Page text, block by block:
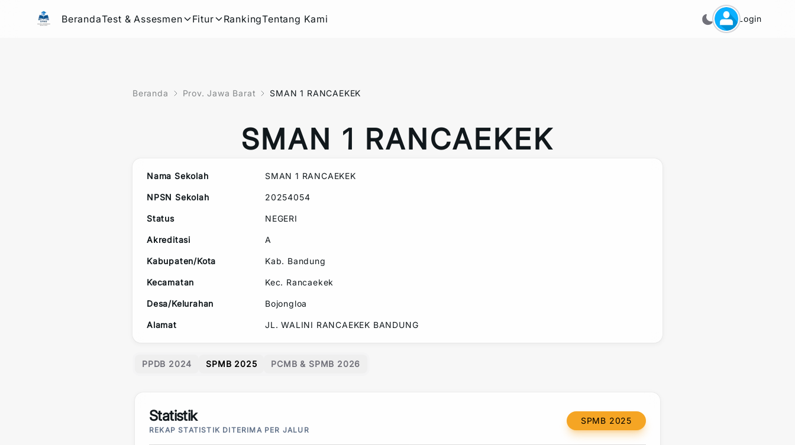
BerandaTest & Assesmen Fitur RankingTentang Kami Login
Beranda Prov. Jawa Barat SMAN 1 RANCAEKEK
SMAN 1 RANCAEKEK
Nama Sekolah SMAN 1 RANCAEKEK
NPSN Sekolah 20254054
Status NEGERI
Akreditasi A
Kabupaten/Kota Kab. Bandung
Kecamatan Kec. Rancaekek
Desa/Kelurahan Bojongloa
Alamat JL. WALINI RANCAEKEK BANDUNG
PPDB 2024 SPMB 2025 PCMB & SPMB 2026
Statistik
REKAP STATISTIK DITERIMA PER JALUR
SPMB 2025